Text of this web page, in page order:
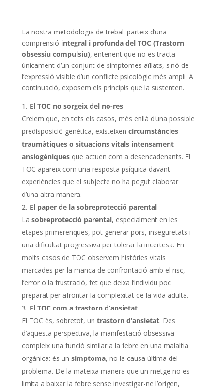
La nostra metodologia de treball parteix d’una
comprensió integral i profunda del TOC (Trastorn
obsessiu compulsiu), entenent que no es tracta
únicament d’un conjunt de símptomes aïllats, sinó de
l’expressió visible d’un conflicte psicològic més ampli. A
continuació, exposem els principis que la sustenten.
El TOC no sorgeix del no-res
Creiem que, en tots els casos, més enllà d’una possible
predisposició genètica, existeixen circumstàncies
traumàtiques o situacions vitals intensament
ansiogèniquesque actuen com a desencadenants. El
TOC apareix com una resposta psíquica davant
experiències que el subjecte no ha pogut elaborar
d’una altra manera.
El paper de la sobreprotecció parental
La sobreprotecció parental, especialment en les
etapes primerenques, pot generar pors, inseguretats i
una dificultat progressiva per tolerar la incertesa. En
molts casos de TOC observem històries vitals
marcades per la manca de confrontació amb el risc,
l’error o la frustració, fet que deixa l’individu poc
preparat per afrontar la complexitat de la vida adulta.
El TOC com a trastorn d’ansietat
El TOC és, sobretot, un trastorn d’ansietat. Des
d’aquesta perspectiva, la manifestació obsessiva
compleix una funció similar a la febre en una malaltia
orgànica: és un símptoma, no la causa última del
problema. De la mateixa manera que un metge no es
limita a baixar la febre sense investigar-ne l’origen,